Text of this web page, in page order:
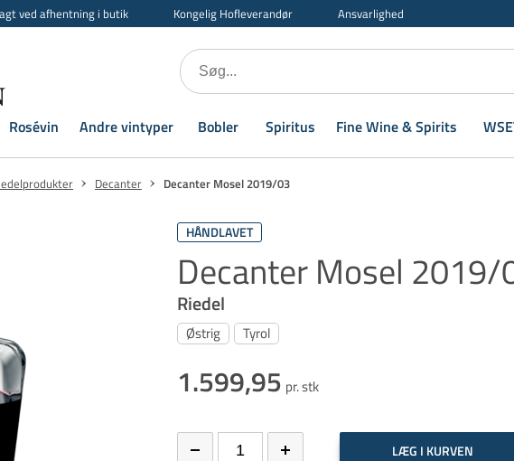
ved afhentning i butik Kongelig Hofleverandør Ansvarlighed
Rosévin Andre vintyper Bobler Spiritus Fine Wine & Spirits
Decanter Decanter Mosel 2019/03
HÅNDLAVET
Decanter Mosel 2019/
Riedel
Østrig Tyrol
1.599,95 pr. stk
LÆG I KURVEN